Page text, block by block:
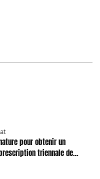
pour obtenir un
triennale de